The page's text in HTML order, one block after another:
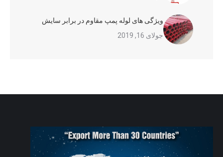
ویژگی های لوله پمپ مقاوم در برابر سایش
جولای 16, 2019